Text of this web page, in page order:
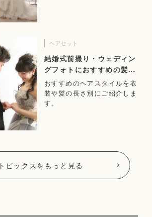
ヘアセット
結婚式前撮り・ウェディン
グフォトにおすすめの髪
型！
おすすめのヘアスタイルを衣
装や髪の長さ別にご紹介しま
す。
トピックスをもっと見る